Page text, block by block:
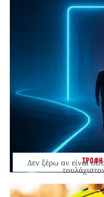
ΤΡΟΦΗ
Δεν ξέρω αν είναι